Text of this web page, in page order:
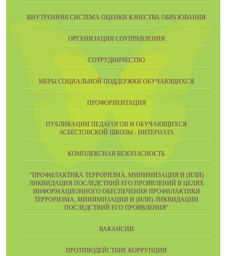
ВНУТРЕННЯЯ СИСТЕМА ОЦЕНКИ КАЧЕСТВА ОБРАЗОВАНИЯ
ОРГАНИЗАЦИЯ СОУПРАВЛЕНИЯ
СОТРУДНИЧЕСТВО
МЕРЫ СОЦИАЛЬНОЙ ПОДДЕРЖКИ ОБУЧАЮЩИХСЯ
ПРОФОРИЕНТАЦИЯ
ПУБЛИКАЦИИ ПЕДАГОГОВ И ОБУЧАЮЩИХСЯ
АСБЕСТОВСКОЙ ШКОЛЫ - ИНТЕРНАТА
КОМПЛЕКСНАЯ БЕЗОПАСНОСТЬ
"ПРОФИЛАКТИКА ТЕРРОРИЗМА, МИНИМИЗАЦИЯ И (ИЛИ)
ЛИКВИДАЦИЯ ПОСЛЕДСТВИЙ ЕГО ПРОЯВЛЕНИЙ В ЦЕЛЯХ
ИНФОРМАЦИОННОГО ОБЕСПЕЧЕНИЯ ПРОФИЛАКТИКИ
ТЕРРОРИЗМА, МИНИМИЗАЦИИ И (ИЛИ) ЛИКВИДАЦИИ
ПОСЛЕДСТВИЙ ЕГО ПРОЯВЛЕНИЯ"
ВАКАНСИИ
ПРОТИВОДЕЙСТВИЕ КОРРУПЦИИ